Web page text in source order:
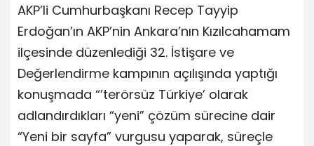
AKP’li Cumhurbaşkanı Recep Tayyip
Erdoğan’ın AKP’nin Ankara’nın Kızılcahamam
ilçesinde düzenlediği 32. İstişare ve
Değerlendirme kampının açılışında yaptığı
konuşmada “’terörsüz Türkiye’ olarak
adlandırdıkları “yeni” çözüm sürecine dair
“Yeni bir sayfa” vurgusu yaparak, süreçle